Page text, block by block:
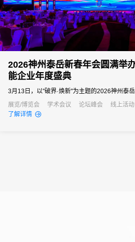
2026神州泰岳新春年会圆满举
能企业年度盛典
3月13日，以"破界·焕新"为主题的2026神州泰
家会议中心成功举办。来自全国的1600余名泰
2025奋进征程，共启AI时代的战略新征程，以"
展览/博览会 学术会议 论坛峰会 线上活动
了解详情